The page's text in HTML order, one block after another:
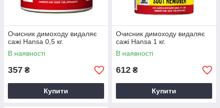
Очисник димоходу видаляє
сажі Hansa 0,5 кг.
В наявності
357 ₴
Купити
Очисник димоходу видаляє
сажі Hansa 1 кг.
В наявності
612 ₴
Купити